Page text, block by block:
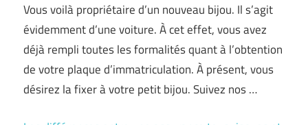
Vous voilà propriétaire d’un nouveau bijou. Il s’agit
évidemment d’une voiture. À cet effet, vous avez
déjà rempli toutes les formalités quant à l’obtention
de votre plaque d’immatriculation. À présent, vous
désirez la fixer à votre petit bijou. Suivez nos …